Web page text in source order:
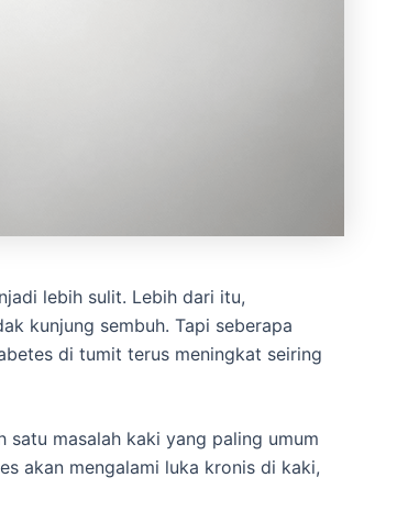
lebih sulit. Lebih dari itu,
kunjung sembuh. Tapi seberapa
di tumit terus meningkat seiring
masalah kaki yang paling umum
akan mengalami luka kronis di kaki,